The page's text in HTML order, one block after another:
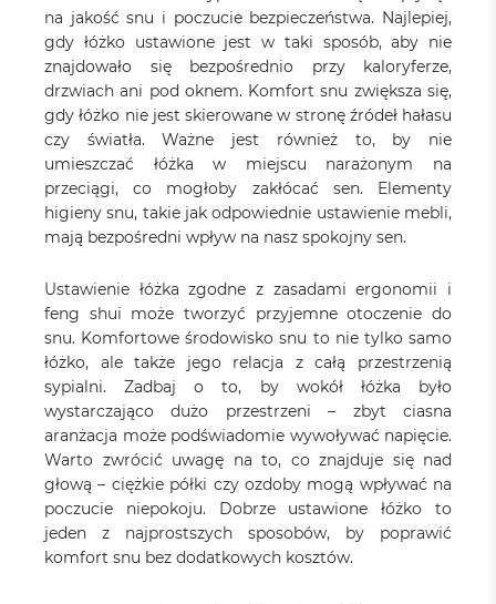
na jakość snu i poczucie bezpieczeństwa. Najlepiej,
gdy łóżko ustawione jest w taki sposób, aby nie
znajdowało się bezpośrednio przy kaloryferze,
drzwiach ani pod oknem. Komfort snu zwiększa się,
gdy łóżko nie jest skierowane w stronę źródeł hałasu
czy światła. Ważne jest również to, by nie
umieszczać łóżka w miejscu narażonym na
przeciągi, co mogłoby zakłócać sen. Elementy
higieny snu, takie jak odpowiednie ustawienie mebli,
mają bezpośredni wpływ na nasz spokojny sen.
Ustawienie łóżka zgodne z zasadami ergonomii i
feng shui może tworzyć przyjemne otoczenie do
snu. Komfortowe środowisko snu to nie tylko samo
łóżko, ale także jego relacja z całą przestrzenią
sypialni. Zadbaj o to, by wokół łóżka było
wystarczająco dużo przestrzeni – zbyt ciasna
aranżacja może podświadomie wywoływać napięcie.
Warto zwrócić uwagę na to, co znajduje się nad
głową – ciężkie półki czy ozdoby mogą wpływać na
poczucie niepokoju. Dobrze ustawione łóżko to
jeden z najprostszych sposobów, by poprawić
komfort snu bez dodatkowych kosztów.